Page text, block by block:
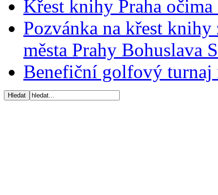
Křest knihy Praha očima
Pozvánka na křest
města Prahy Bohuslava
Benefiční golfový turnaj